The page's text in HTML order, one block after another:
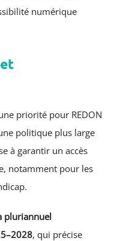
numérique
priorité pour REDON
politique plus large
à garantir un accès
notamment pour les
pluriannuel
, qui précise